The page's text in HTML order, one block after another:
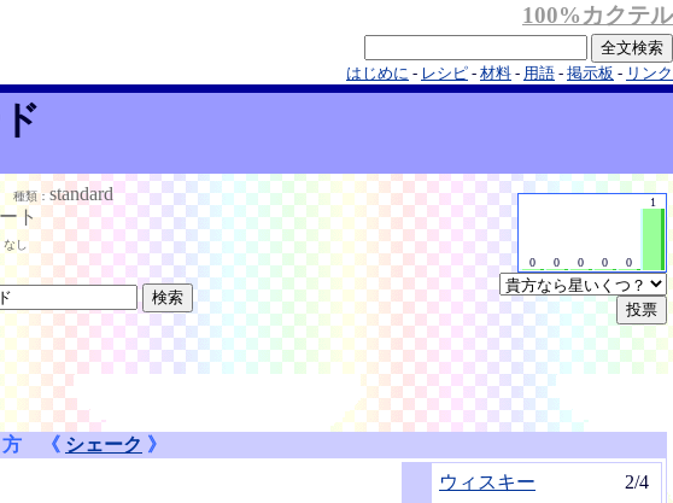
100%カクテル
はじめに - レシピ - 材料 - 用語 - 掲示板 - リンク
0 0 0 0 0
1
種類：standard
ト
なし
方 《 シェーク 》
ウィスキー
2/4